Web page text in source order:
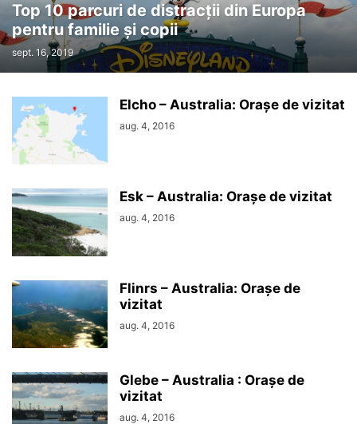
Top 10 parcuri de distracții din Europa
pentru familie și copii
sept. 16, 2019
Elcho – Australia: Orașe de vizitat
aug. 4, 2016
Esk – Australia: Orașe de vizitat
aug. 4, 2016
Flinrs – Australia: Orașe de
vizitat
aug. 4, 2016
Glebe – Australia : Orașe de
vizitat
aug. 4, 2016